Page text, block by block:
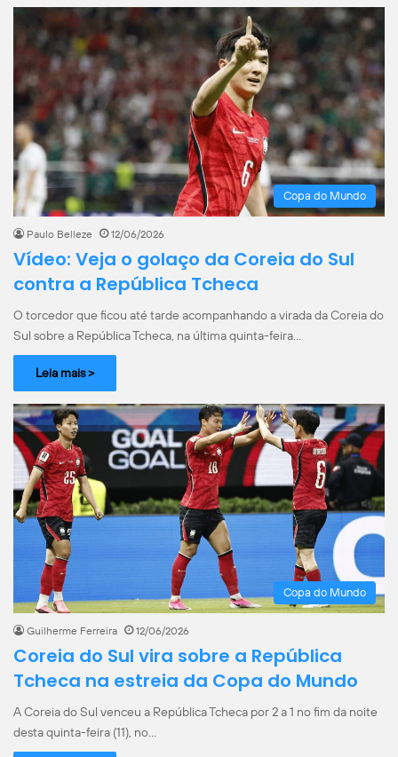
Copa do Mundo
Paulo Belleze 12/06/2026
Vídeo: Veja o golaço da Coreia do Sul
contra a República Tcheca
O torcedor que ficou até tarde acompanhando a virada da Coreia do
Sul sobre a República Tcheca, na última quinta-feira…
Leia mais >
Copa do Mundo
Guilherme Ferreira 12/06/2026
Coreia do Sul vira sobre a República
Tcheca na estreia da Copa do Mundo
A Coreia do Sul venceu a República Tcheca por 2 a 1 no fim da noite
desta quinta-feira (11), no…